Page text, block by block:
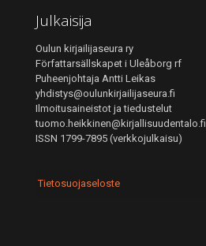
Julkaisija
Oulun kirjailijaseura ry
Författarsällskapet i Uleåborg rf
Puheenjohtaja Antti Leikas
yhdistys@oulunkirjailijaseura.fi
Ilmoitusaineistot ja tiedustelut
tuomo.heikkinen@kirjallisuudentalo.fi
ISSN 1799-7895 (verkkojulkaisu)
Tietosuojaseloste